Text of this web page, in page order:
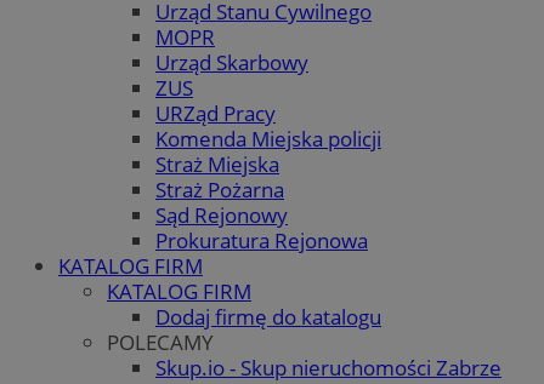
Urząd Stanu Cywilnego
MOPR
Urząd Skarbowy
ZUS
URZąd Pracy
Komenda Miejska policji
Straż Miejska
Straż Pożarna
Sąd Rejonowy
Prokuratura Rejonowa
KATALOG FIRM
KATALOG FIRM
Dodaj firmę do katalogu
POLECAMY
Skup.io - Skup nieruchomości Zabrze